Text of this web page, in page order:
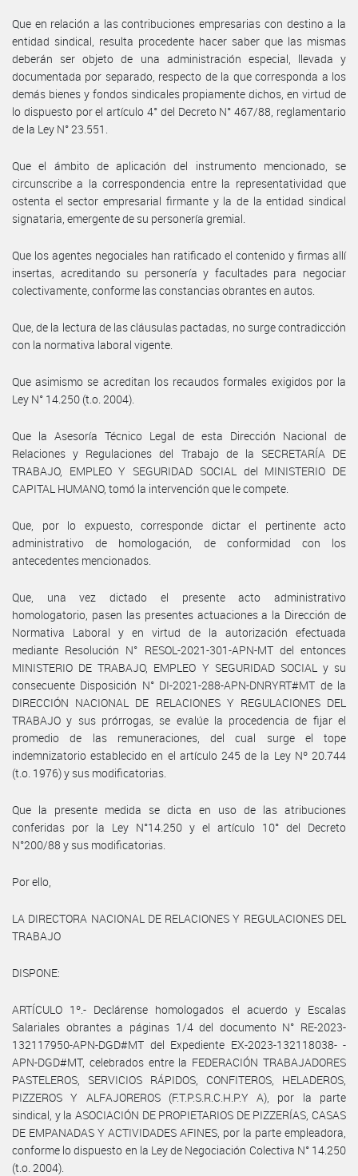
Que en relación a las contribuciones empresarias con destino a la
entidad sindical, resulta procedente hacer saber que las mismas
deberán ser objeto de una administración especial, llevada y
documentada por separado, respecto de la que corresponda a los
demás bienes y fondos sindicales propiamente dichos, en virtud de
lo dispuesto por el artículo 4° del Decreto N° 467/88, reglamentario
de la Ley N° 23.551.
Que el ámbito de aplicación del instrumento mencionado, se
circunscribe a la correspondencia entre la representatividad que
ostenta el sector empresarial firmante y la de la entidad sindical
signataria, emergente de su personería gremial.
Que los agentes negociales han ratificado el contenido y firmas allí
insertas, acreditando su personería y facultades para negociar
colectivamente, conforme las constancias obrantes en autos.
Que, de la lectura de las cláusulas pactadas, no surge contradicción
con la normativa laboral vigente.
Que asimismo se acreditan los recaudos formales exigidos por la
Ley N° 14.250 (t.o. 2004).
Que la Asesoría Técnico Legal de esta Dirección Nacional de
Relaciones y Regulaciones del Trabajo de la SECRETARÍA DE
TRABAJO, EMPLEO Y SEGURIDAD SOCIAL del MINISTERIO DE
CAPITAL HUMANO, tomó la intervención que le compete.
Que, por lo expuesto, corresponde dictar el pertinente acto
administrativo de homologación, de conformidad con los
antecedentes mencionados.
Que, una vez dictado el presente acto administrativo
homologatorio, pasen las presentes actuaciones a la Dirección de
Normativa Laboral y en virtud de la autorización efectuada
mediante Resolución N° RESOL-2021-301-APN-MT del entonces
MINISTERIO DE TRABAJO, EMPLEO Y SEGURIDAD SOCIAL y su
consecuente Disposición N° DI-2021-288-APN-DNRYRT#MT de la
DIRECCIÓN NACIONAL DE RELACIONES Y REGULACIONES DEL
TRABAJO y sus prórrogas, se evalúe la procedencia de fijar el
promedio de las remuneraciones, del cual surge el tope
indemnizatorio establecido en el artículo 245 de la Ley Nº 20.744
(t.o. 1976) y sus modificatorias.
Que la presente medida se dicta en uso de las atribuciones
conferidas por la Ley N°14.250 y el artículo 10° del Decreto
N°200/88 y sus modificatorias.
Por ello,
LA DIRECTORA NACIONAL DE RELACIONES Y REGULACIONES DEL
TRABAJO
DISPONE:
ARTÍCULO 1º.- Declárense homologados el acuerdo y Escalas
Salariales obrantes a páginas 1/4 del documento N° RE-2023-
132117950-APN-DGD#MT del Expediente EX-2023-132118038- -
APN-DGD#MT, celebrados entre la FEDERACIÓN TRABAJADORES
PASTELEROS, SERVICIOS RÁPIDOS, CONFITEROS, HELADEROS,
PIZZEROS Y ALFAJOREROS (F.T.P.S.R.C.H.P.Y A), por la parte
sindical, y la ASOCIACIÓN DE PROPIETARIOS DE PIZZERÍAS, CASAS
DE EMPANADAS Y ACTIVIDADES AFINES, por la parte empleadora,
conforme lo dispuesto en la Ley de Negociación Colectiva N° 14.250
(t.o. 2004).